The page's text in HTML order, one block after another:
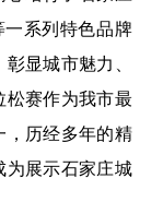
一系列特色品牌
显城市魅力、
松赛作为我市最
，历经多年的精
为展示石家庄城